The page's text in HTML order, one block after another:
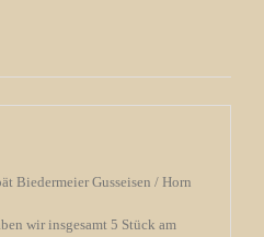
Biedermeier Gusseisen / Horn
wir insgesamt 5 Stück am